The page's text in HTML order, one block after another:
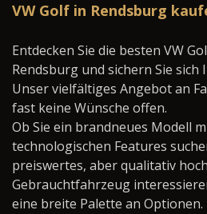
VW Golf in Rendsburg
Entdecken Sie die besten VW
Rendsburg und sichern Sie sich
Unser vielfältiges Angebot an
fast keine Wünsche offen.
Ob Sie ein brandneues Modell
technologischen Features
preiswertes, aber qualitativ
Gebrauchtfahrzeug
eine breite Palette an Optionen.